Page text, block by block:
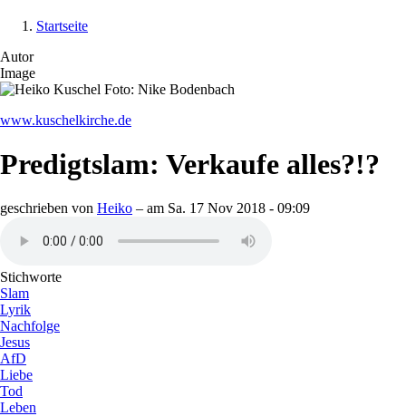
Startseite
Autor
Image
www.kuschelkirche.de
Predigtslam: Verkaufe alles?!?
geschrieben von Heiko – am Sa. 17 Nov 2018 - 09:09
Stichworte
Slam
Lyrik
Nachfolge
Jesus
AfD
Liebe
Tod
Leben